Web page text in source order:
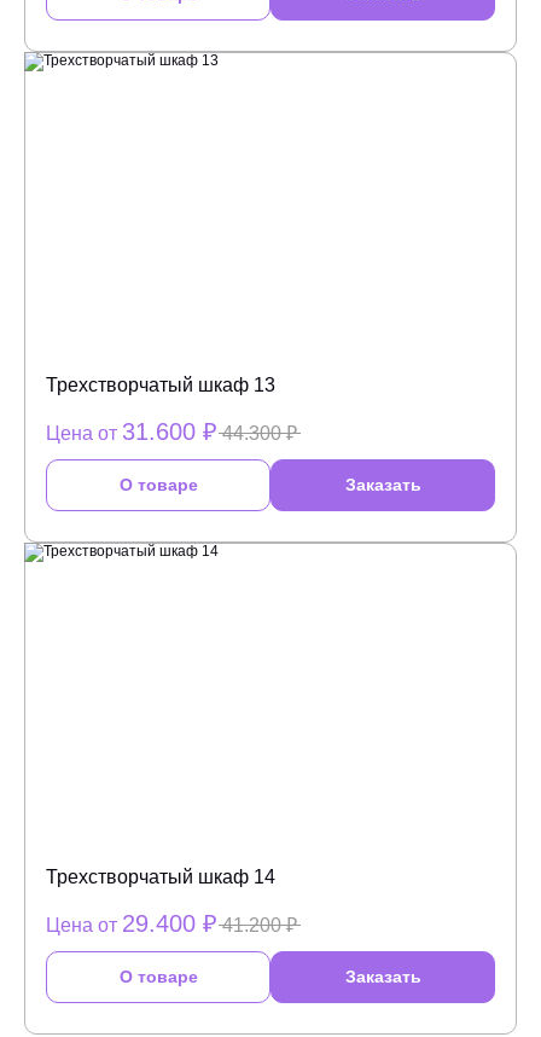
Трехстворчатый шкаф 13
Цена от 31.600 ₽ 44.300 ₽
О товаре Заказать
Трехстворчатый шкаф 14
Цена от 29.400 ₽ 41.200 ₽
О товаре Заказать